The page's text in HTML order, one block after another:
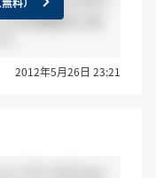
仕事選びに何
2012年5月26日 23:21